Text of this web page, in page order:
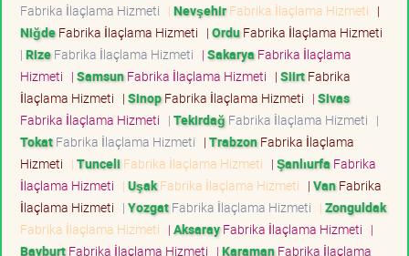
Fabrika İlaçlama Hizmeti | NevşehirFabrika İlaçlama Hizmeti |
NiğdeFabrika İlaçlama Hizmeti | OrduFabrika İlaçlama Hizmeti
| RizeFabrika İlaçlama Hizmeti | Sakarya Fabrika İlaçlama
Hizmeti | SamsunFabrika İlaçlama Hizmeti | SiirtFabrika
İlaçlama Hizmeti | SinopFabrika İlaçlama Hizmeti | Sivas
Fabrika İlaçlama Hizmeti | Tekirdağ Fabrika İlaçlama Hizmeti |
TokatFabrika İlaçlama Hizmeti | TrabzonFabrika İlaçlama
Hizmeti | Tunceli Fabrika İlaçlama Hizmeti | Şanlıurfa Fabrika
İlaçlama Hizmeti | UşakFabrika İlaçlama Hizmeti | VanFabrika
İlaçlama Hizmeti | YozgatFabrika İlaçlama Hizmeti | Zonguldak
Fabrika İlaçlama Hizmeti | AksarayFabrika İlaçlama Hizmeti |
BayburtFabrika İlaçlama Hizmeti | KaramanFabrika İlaçlama